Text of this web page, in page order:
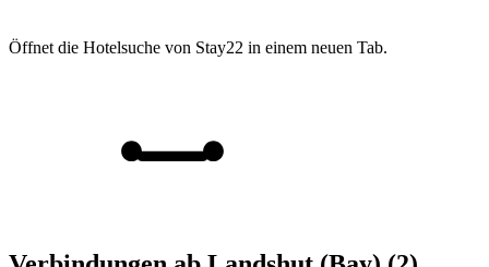
Öffnet die Hotelsuche von Stay22 in einem neuen Tab.